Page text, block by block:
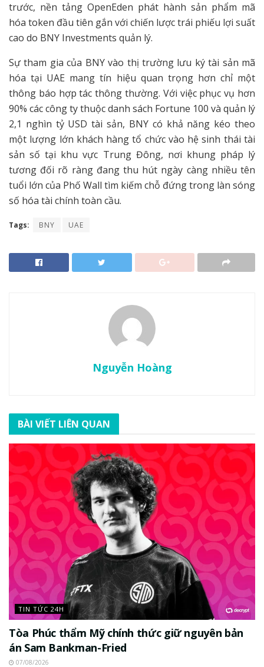
trước, nền tảng OpenEden phát hành sản phẩm mã
hóa token đầu tiên gắn với chiến lược trái phiếu lợi suất
cao do BNY Investments quản lý.
Sự tham gia của BNY vào thị trường lưu ký tài sản mã
hóa tại UAE mang tín hiệu quan trọng hơn chỉ một
thông báo hợp tác thông thường. Với việc phục vụ hơn
90% các công ty thuộc danh sách Fortune 100 và quản lý
2,1 nghìn tỷ USD tài sản, BNY có khả năng kéo theo
một lượng lớn khách hàng tổ chức vào hệ sinh thái tài
sản số tại khu vực Trung Đông, nơi khung pháp lý
tương đối rõ ràng đang thu hút ngày càng nhiều tên
tuổi lớn của Phố Wall tìm kiếm chỗ đứng trong làn sóng
số hóa tài chính toàn cầu.
Tags: BNY UAE
Nguyễn Hoàng
BÀI VIẾT LIÊN QUAN
TIN TỨC 24H
Tòa Phúc thẩm Mỹ chính thức giữ nguyên bản
án Sam Bankman-Fried
07/08/2026